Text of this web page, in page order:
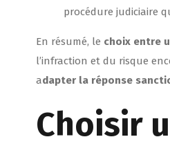
procédure judiciaire
En résumé, le choix entre
l’infraction et du risque
adapter la réponse
Choisir